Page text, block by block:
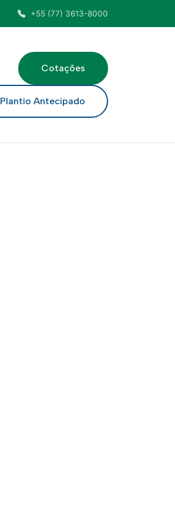
+55 (77) 3613-8000
Cotações
Plantio Antecipado